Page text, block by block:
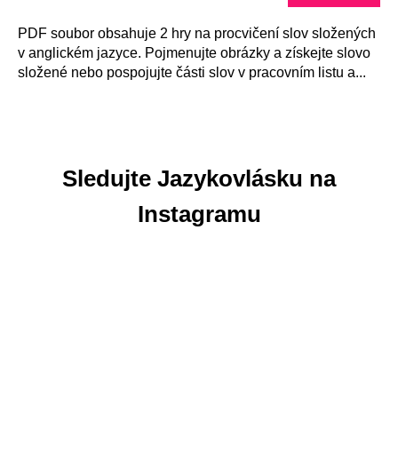
5
hvězdiček.
PDF soubor obsahuje 2 hry na procvičení slov složených
v anglickém jazyce. Pojmenujte obrázky a získejte slovo
složené nebo pospojujte části slov v pracovním listu a...
Sledujte Jazykovlásku na
Instagramu